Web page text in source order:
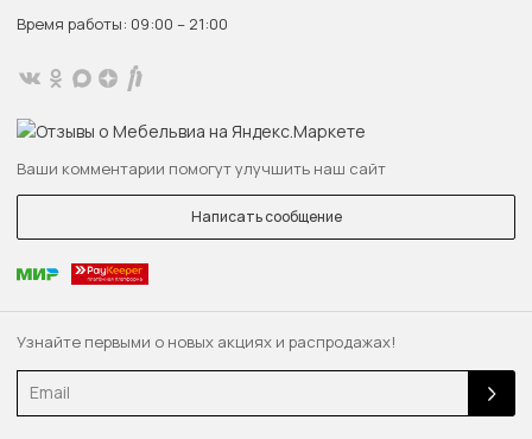
Узнайте первыми о новых акциях и распродажах!
Email
Время работы: 09:00 – 21:00
Ваши комментарии помогут улучшить наш сайт
Написать сообщение